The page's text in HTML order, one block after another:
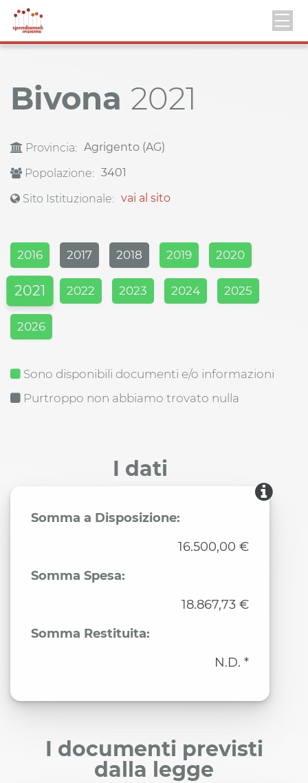
Bivona 2021
Provincia: Agrigento (AG)
Popolazione: 3401
Sito Istituzionale: vai al sito
2016 2017 2018 2019 2020
2021 2022 2023 2024 2025
2026
Sono disponibili documenti e/o informazioni
Purtroppo non abbiamo trovato nulla
I dati
Somma a Disposizione:
16.500,00 €
Somma Spesa:
18.867,73 €
Somma Restituita:
N.D. *
I documenti previsti
dalla legge